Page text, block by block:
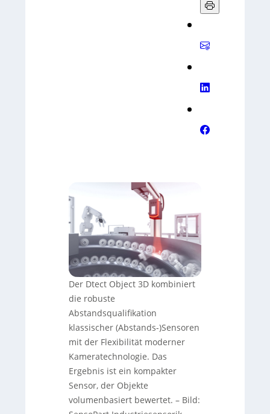
Der Dtect Object 3D kombiniert
die robuste
Abstandsqualifikation
klassischer (Abstands-)Sensoren
mit der Flexibilität moderner
Kameratechnologie. Das
Ergebnis ist ein kompakter
Sensor, der Objekte
volumenbasiert bewertet. – Bild: